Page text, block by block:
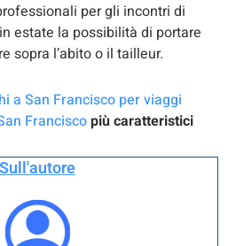
per gli incontri di
estate la possibilità di portare
sopra l’abito o il tailleur.
a San Francisco per viaggi
Franciscopiù caratteristici
Sull'autore